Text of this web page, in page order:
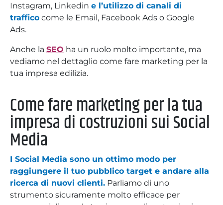
Instagram, Linkedin e l’utilizzo di canali di
traffico come le Email, Facebook Ads o Google
Ads.
Anche la SEO ha un ruolo molto importante, ma
vediamo nel dettaglio come fare marketing per la
tua impresa edilizia.
Come fare marketing per la tua
impresa di costruzioni sui Social
Media
I Social Media sono un ottimo modo per
raggiungere il tuo pubblico target e andare alla
ricerca di nuovi clienti. Parliamo di uno
strumento sicuramente molto efficace per